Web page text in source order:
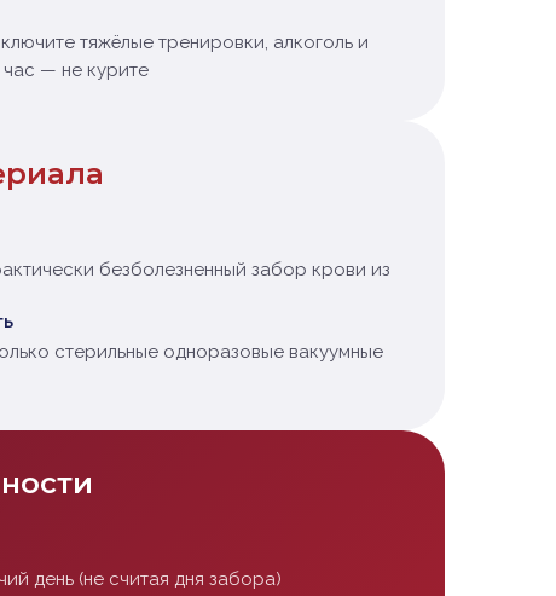
тяжёлые тренировки, алкоголь и
час — не курите
безболезненный забор крови из
стерильные одноразовые вакуумные
день (не считая дня забора)